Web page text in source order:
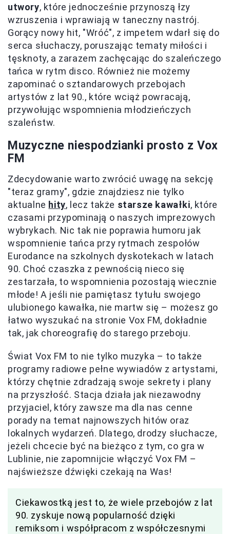
utwory, które jednocześnie przynoszą łzy
wzruszenia i wprawiają w taneczny nastrój.
Gorący nowy hit, "Wróć", z impetem wdarł się do
serca słuchaczy, poruszając tematy miłości i
tęsknoty, a zarazem zachęcając do szaleńczego
tańca w rytm disco. Również nie możemy
zapominać o sztandarowych przebojach
artystów z lat 90., które wciąż powracają,
przywołując wspomnienia młodzieńczych
szaleństw.
Muzyczne niespodzianki prosto z Vox
FM
Zdecydowanie warto zwrócić uwagę na sekcję
"teraz gramy", gdzie znajdziesz nie tylko
aktualne hity, lecz także starsze kawałki, które
czasami przypominają o naszych imprezowych
wybrykach. Nic tak nie poprawia humoru jak
wspomnienie tańca przy rytmach zespołów
Eurodance na szkolnych dyskotekach w latach
90. Choć czaszka z pewnością nieco się
zestarzała, to wspomnienia pozostają wiecznie
młode! A jeśli nie pamiętasz tytułu swojego
ulubionego kawałka, nie martw się – możesz go
łatwo wyszukać na stronie Vox FM, dokładnie
tak, jak choreografię do starego przeboju.
Świat Vox FM to nie tylko muzyka – to także
programy radiowe pełne wywiadów z artystami,
którzy chętnie zdradzają swoje sekrety i plany
na przyszłość. Stacja działa jak niezawodny
przyjaciel, który zawsze ma dla nas cenne
porady na temat najnowszych hitów oraz
lokalnych wydarzeń. Dlatego, drodzy słuchacze,
jeżeli chcecie być na bieżąco z tym, co gra w
Lublinie, nie zapomnijcie włączyć Vox FM –
najświeższe dźwięki czekają na Was!
Ciekawostką jest to, że wiele przebojów z lat
90. zyskuje nową popularność dzięki
remiksom i współpracom z współczesnymi